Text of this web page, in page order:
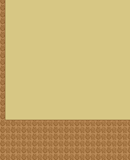
скачать mp3 бесплатно мп3,Россия,патриот,сохранение традиций,великая